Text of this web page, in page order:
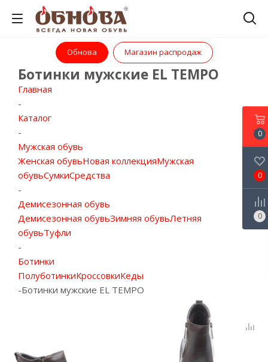
Обнова Магазин распродаж
Ботинки мужские EL TEMPO
Главная
-
Каталог
-
Мужская обувь
Женская обувьНовая коллекцияМужская
обувьСумкиСредства
-
Демисезонная обувь
Демисезонная обувьЗимняя обувьЛетняя
обувьТуфли
-
Ботинки
ПолуботинкиКроссовкиКеды
-Ботинки мужские EL TEMPO
0
0
0